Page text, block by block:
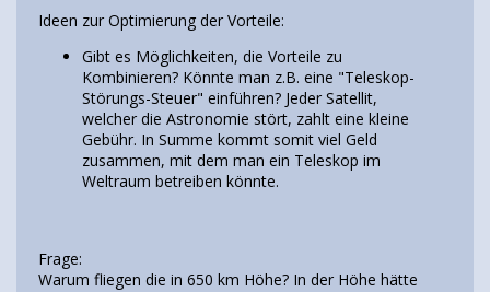
Ideen zur Optimierung der Vorteile:
Gibt es Möglichkeiten, die Vorteile zu
Kombinieren? Könnte man z.B. eine "Teleskop-
Störungs-Steuer" einführen? Jeder Satellit,
welcher die Astronomie stört, zahlt eine kleine
Gebühr. In Summe kommt somit viel Geld
zusammen, mit dem man ein Teleskop im
Weltraum betreiben könnte.
Frage:
Warum fliegen die in 650 km Höhe? In der Höhe hätte